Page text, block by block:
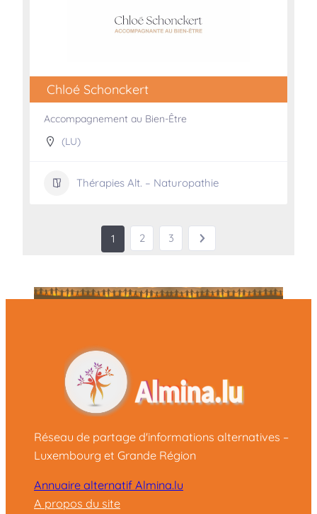
Chloé Schonckert
Accompagnement au Bien-Être
(LU)
Thérapies Alt. – Naturopathie
1 2 3
Réseau de partage d'informations alternatives –
Luxembourg et Grande Région
Annuaire alternatif Almina.lu
A propos du site